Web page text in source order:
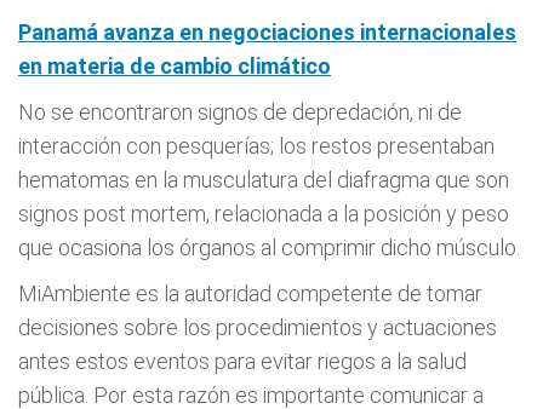
Panamá avanza en negociaciones internacionales
en materia de cambio climático
No se encontraron signos de depredación, ni de
interacción con pesquerías; los restos presentaban
hematomas en la musculatura del diafragma que son
signos post mortem, relacionada a la posición y peso
que ocasiona los órganos al comprimir dicho músculo.
MiAmbiente es la autoridad competente de tomar
decisiones sobre los procedimientos y actuaciones
antes estos eventos para evitar riegos a la salud
pública. Por esta razón es importante comunicar a